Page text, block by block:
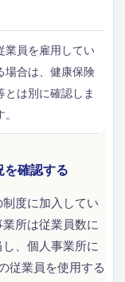
業員を雇用してい
場合は、健康保険
とは別に確認しま
を確認する
度に加入してい
所は従業員数に
、個人事業所に
従業員を使用する